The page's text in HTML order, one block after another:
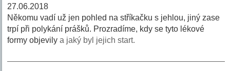
27.06.2018
Někomu vadí už jen pohled na stříkačku s jehlou, jiný zase
trpí při polykání prášků. Prozradíme, kdy se tyto lékové
formy objevilya jaký byl jejich start.